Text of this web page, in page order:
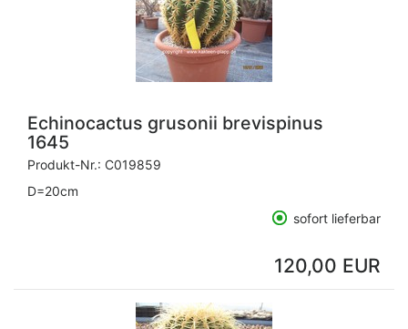
Echinocactus grusonii brevispinus
1645
Produkt-Nr.: C019859
D=20cm
sofort lieferbar
120,00 EUR